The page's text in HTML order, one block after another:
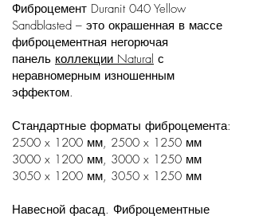
Фиброцемент Duranit 040 Yellow
Sandblasted – это окрашенная в массе
фиброцементная негорючая
панель коллекции Natural с
неравномерным изношенным
эффектом.
Стандартные форматы фиброцемента:
2500 x 1200 мм, 2500 x 1250 мм
3000 x 1200 мм, 3000 x 1250 мм
3050 x 1200 мм, 3050 x 1250 мм
Навесной фасад. Фиброцементные